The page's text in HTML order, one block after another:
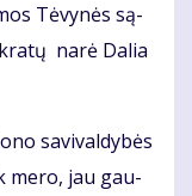
Tė­vy­nės są­
na­rė Da­lia
sa­vi­val­dy­bės
me­ro, jau gau­